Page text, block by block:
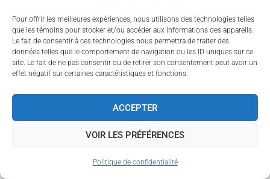
Pour offrir les meilleures expériences, nous utilisons des technologies telles
que les témoins pour stocker et/ou accéder aux informations des appareils.
Le fait de consentir à ces technologies nous permettra de traiter des
données telles que le comportement de navigation ou les ID uniques sur ce
site. Le fait de ne pas consentir ou de retirer son consentement peut avoir un
effet négatif sur certaines caractéristiques et fonctions.
ACCEPTER
VOIR LES PRÉFÉRENCES
Politique de confidentialité